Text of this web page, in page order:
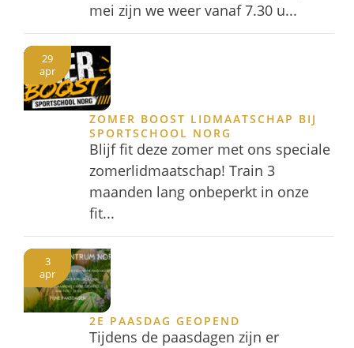
mei zijn we weer vanaf 7.30 u...
29
apr
ZOMER BOOST LIDMAATSCHAP BIJ
SPORTSCHOOL NORG
Blijf fit deze zomer met ons speciale
zomerlidmaatschap! Train 3
maanden lang onbeperkt in onze
fit...
3
apr
2E PAASDAG GEOPEND
Tijdens de paasdagen zijn er